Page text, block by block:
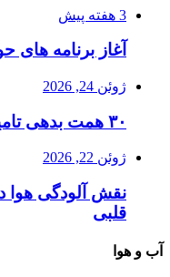
3 هفته پیش
آغاز برنامه های
ژوئن 24, 2026
۳۰ همت بدهی تامین اجتماعی به وزارت بهداشت
ژوئن 22, 2026
نقش آلودگی هوا
قلبی
آب و هوا